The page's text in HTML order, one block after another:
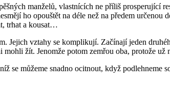
manželů, vlastnících ne příliš prosperující
ho opouštět na déle než na předem
trhat a kousat…
Jejich vztahy se komplikují. Začínají jeden
žít. Jenomže potom zemřou oba, protože už
se můžeme snadno ocitnout, když podlehneme